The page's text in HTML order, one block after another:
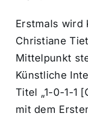
Erstmals wird
Christiane
Mittelpunkt
Künstliche
Titel „1-0-1-1
mit dem